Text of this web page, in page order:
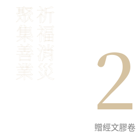
聚
集
善
業
祈
福
消
災 2
贈經文膠卷